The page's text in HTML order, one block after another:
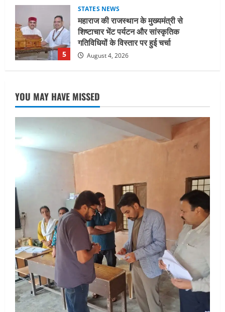
1
UTTARAKHAND NEWS
जिलाधिकारी/जिला निर्वाचन अधिकारी ने
सहसपुर विधानसभा क्षेत्र के पोलिंग बूथों का
निरीक्षण कर एसआईआर आपत्ति निस्तारण
शिविर की व्यवस्थाओं का लिया जायजा
2
तीलू रौतेली पुरस्कार के लिए 13 वीरांगनाओं का
चयन : रेखा आर्या
August 6, 2026
UTTARAKHAND NEWS
मिस उत्तराखंड 2026 के सब-कॉन्टेस्ट ‘मिस
August 5, 2026
4
UTTARAKHAND NEWS
एमआईटी वर्ल्ड पीस यूनिवर्सिटी और जर्मनी के
बीएसबीआई के बीच समझौता; भारतीय छात्रों
को मिलेंगे वैश्विक अवसर
August 5, 2026
STATES NEWS
महाराज की राजस्थान के मुख्यमंत्री से
शिष्टाचार भेंट पर्यटन और सांस्कृतिक
गतिविधियों के विस्तार पर हुई चर्चा
YOU MAY HAVE MISSED